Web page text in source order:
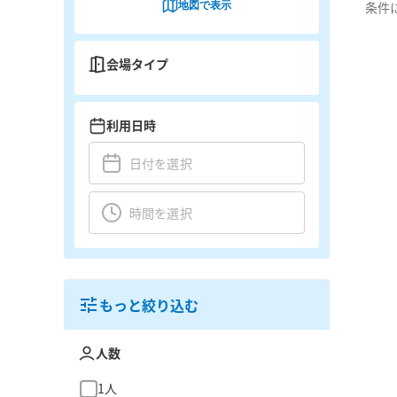
条件
地図で表示
会場タイプ
利用日時
もっと絞り込む
人数
1人